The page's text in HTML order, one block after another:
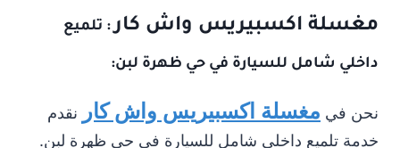
مغسلة اكسبيريس واش كار: تلميع
داخلي شامل للسيارة في حي ظهرة لبن:
نحن في مغسلة اكسبيريس واش كار
نقدم
خدمة تلميع داخلي شامل للسيارة في حي ظهرة لبن.